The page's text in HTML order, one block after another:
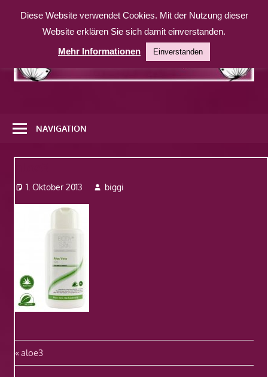
Inhalt
weitere
Website
NAVIGATION
1. Oktober 2013 biggi
Beitragsnavigation
Vorheriger
Beitrag:
aloe3
Diese Website verwendet Cookies. Mit der Nutzung dieser
Website erklären Sie sich damit einverstanden.
Mehr Informationen
Einverstanden